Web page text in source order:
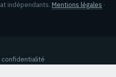
indépendants. Mentions légales ·
confidentialité